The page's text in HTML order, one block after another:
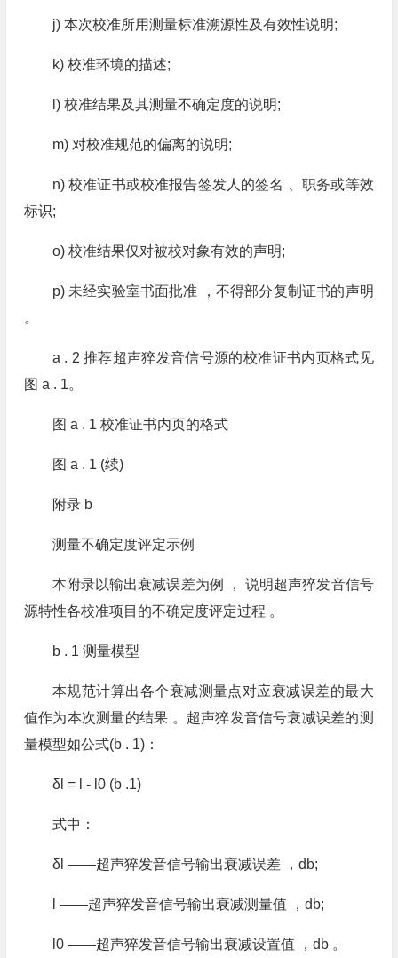
j) 本次校准所用测量标准溯源性及有效性说明;
k) 校准环境的描述;
l) 校准结果及其测量不确定度的说明;
m) 对校准规范的偏离的说明;
n) 校准证书或校准报告签发人的签名 、职务或等效
标识;
o) 校准结果仅对被校对象有效的声明;
p) 未经实验室书面批准 ，不得部分复制证书的声明
。
a . 2 推荐超声猝发音信号源的校准证书内页格式见
图 a . 1。
图 a . 1 校准证书内页的格式
图 a . 1 (续)
附录 b
测量不确定度评定示例
本附录以输出衰减误差为例 ， 说明超声猝发音信号
源特性各校准项目的不确定度评定过程 。
b . 1 测量模型
本规范计算出各个衰减测量点对应衰减误差的最大
值作为本次测量的结果 。超声猝发音信号衰减误差的测
量模型如公式(b . 1)：
δl = l - l0 (b .1)
式中：
δl ——超声猝发音信号输出衰减误差 ，db;
l ——超声猝发音信号输出衰减测量值 ，db;
l0 ——超声猝发音信号输出衰减设置值 ，db 。